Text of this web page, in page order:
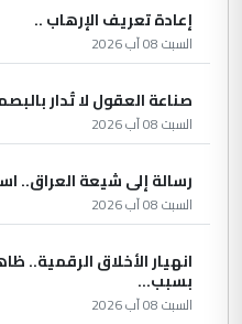
إعادة تعريف الإرهاب ..
السبت 08 آب 2026
صناعة العقول لا تُدار
السبت 08 آب 2026
رسالة إلى شيعة العراق..
السبت 08 آب 2026
انهيار الأخلاق الرقمية..
بسبب...
السبت 08 آب 2026